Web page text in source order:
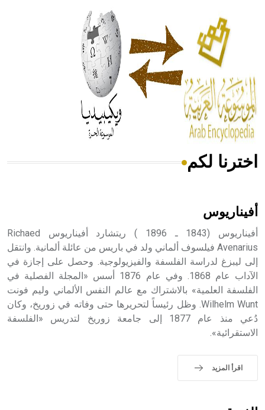
الحكم، الأدلة، تنظيم التغذية، ورسالته في جروح الرأس. ويعود
له الفضل بأنه حرر الطب من الدين والفلسفة.
- هل تعلم أن المرجان إفراز حيواني يتكون في البحر ويتركب
من مادة كربونات الكلسيوم، وهو أحمر أو شديد الحمرة وهو
أجود أنواعه، ويمتاز بكبر الحجم ويسمى الش
هل تعلم أن الأبسيد كلمة فرنسية اللفظ تم اعتمادها مصطلحاً
- هل تعلم أن أبجر Abgar اسم معروف جيداً يعود إلى عدد من
الملوك الذين حكموا مدينة إديسا (الرها) من أبجر الأول وحتى
التاسع، وهم ينتسبون إلى أسرة أوسروين
sign تكتب منفصلة غير متصلة، وتعتمد المبدأ الأكوروفوني،
اخترنا لكم
أفيناريوس
أفيناريوس (1843 ـ 1896 ) ريتشارد أفيناريوس Richaed
Avenarius فيلسوف ألماني ولد في باريس من عائلة ألمانية. وانتقل
إلى ليبزغ لدراسة الفلسفة والفيزيولوجية. وحصل على إجازة في
الآداب عام 1868. وفي عام 1876 أسس «المجلة الفصلية في
الفلسفة العلمية» بالاشتراك مع عالم النفس الألماني وليم فونت
Wilhelm Wunt. وظل رئيساً لتحريرها حتى وفاته في زوريخ، وكان
دُعي منذ عام 1877 إلى جامعة زوريخ لتدريس «الفلسفة
الاستقرائية».
اقرأ المزيد